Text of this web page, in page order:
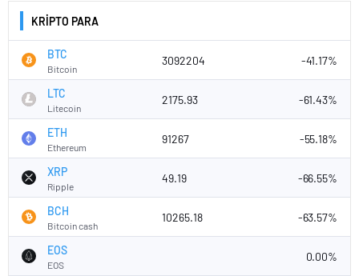
KRİPTO PARA
BTC
Bitcoin
3092204 -41.17%
LTC
Litecoin
2175.93 -61.43%
ETH
Ethereum
91267 -55.18%
XRP
Ripple
49.19 -66.55%
BCH
Bitcoin cash
10265.18 -63.57%
EOS
EOS
0.00%